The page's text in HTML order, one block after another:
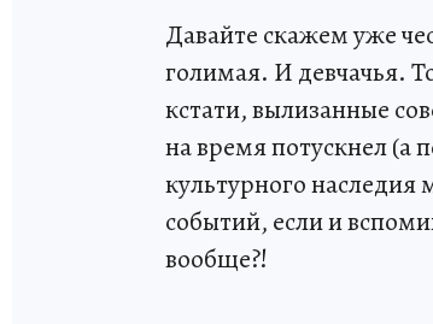
Давайте скажем уже
голимая. И девчачья.
кстати, вылизанные
на время потускнел (а
культурного
событий, если и
вообще?!